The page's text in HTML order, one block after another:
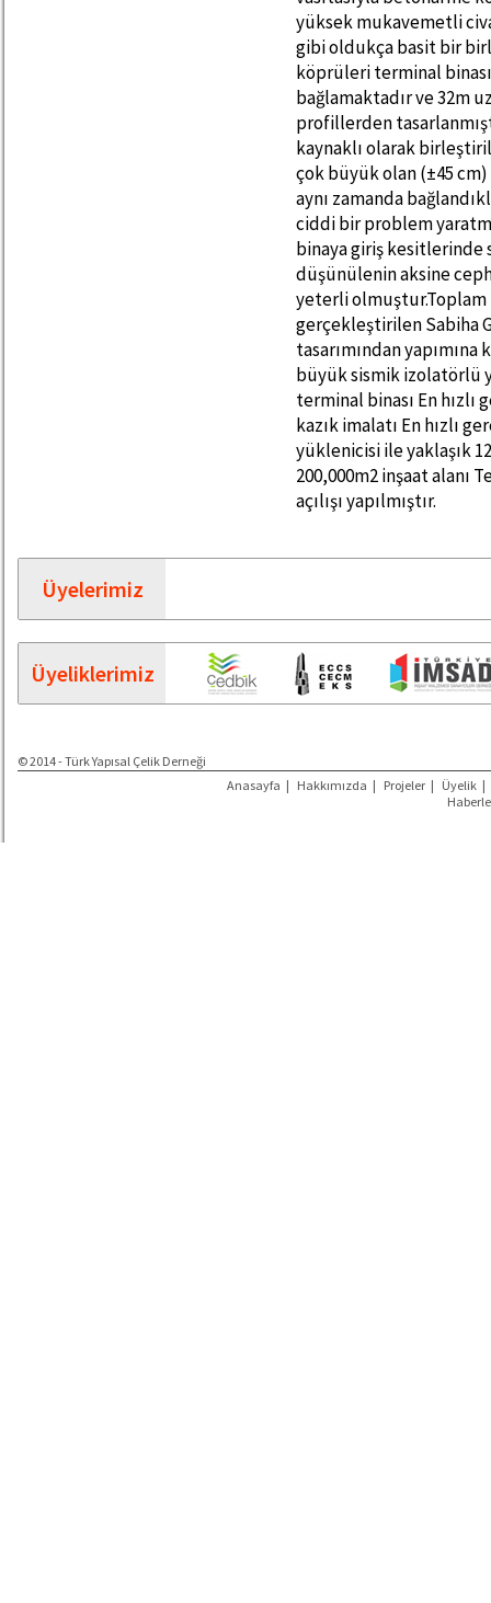
Üyelerimiz
Üyeliklerimiz
© 2014 - Türk Yapısal Çelik Derneği
Anasayfa | Hakkımızda | Projeler | Üyelik |